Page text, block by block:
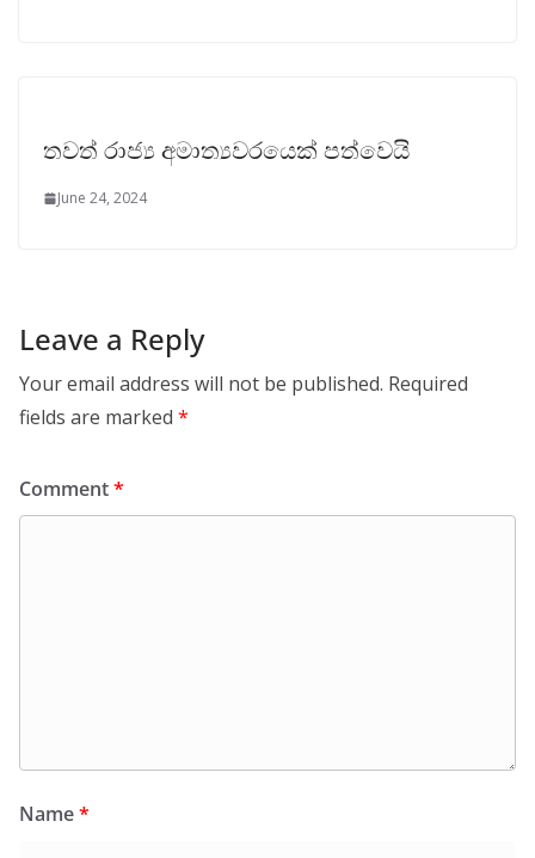
තවත් රාජ්‍ය අමාත්‍යවරයෙක් පත්වෙයි
June 24, 2024
Leave a Reply
Your email address will not be published. Required
fields are marked *
Comment*
Name*